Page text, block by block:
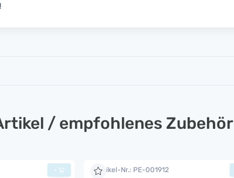
/ empfohlenes Zubehör
+ Artikel-Nr.: PE-001912